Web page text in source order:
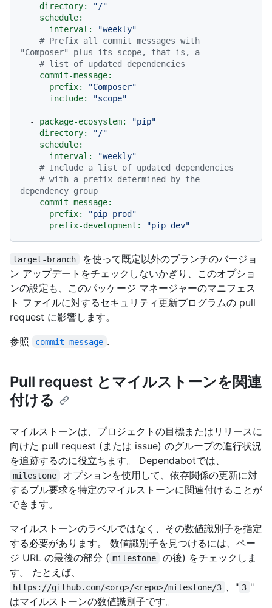
directory:
"/"
schedule:
interval:
"weekly"
# Prefix all commit messages with
"Composer" plus its scope, that is, a
# list of updated dependencies
commit-message:
prefix:
"Composer"
include:
"scope"
- package-ecosystem:
"pip"
directory:
"/"
schedule:
interval:
"weekly"
# Include a list of updated dependencies
# with a prefix determined by the
dependency group
commit-message:
prefix:
"pip prod"
prefix-development:
"pip dev"
target-branch
を使って既定以外のブランチのバージョ
ン アップデートをチェックしないかぎり、このオプショ
ンの設定も、このパッケージ マネージャーのマニフェス
ト ファイルに対するセキュリティ更新プログラムの pull
request に影響します。
参照
commit-message .
Pull request とマイルストーンを関連
付ける
マイルストーンは、プロジェクトの目標またはリリースに
向けた pull request (または issue) のグループの進行状況
を追跡するのに役立ちます。 Dependabotでは、
milestone
オプションを使用して、依存関係の更新に対
するプル要求を特定のマイルストーンに関連付けることが
できます。
マイルストーンのラベルではなく、その数値識別子を指定
する必要があります。 数値識別子を見つけるには、ペー
ジ URL の最後の部分 ( milestone
の後) をチェックしま
す。 たとえば、
https://github.com/<org>/<repo>/milestone/3 、" 3 "
はマイルストーンの数値識別子です。